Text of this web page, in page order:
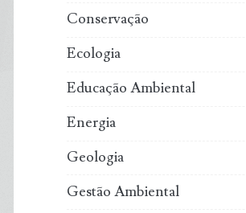
Conservação
Ecologia
Educação Ambiental
Energia
Geologia
Gestão Ambiental